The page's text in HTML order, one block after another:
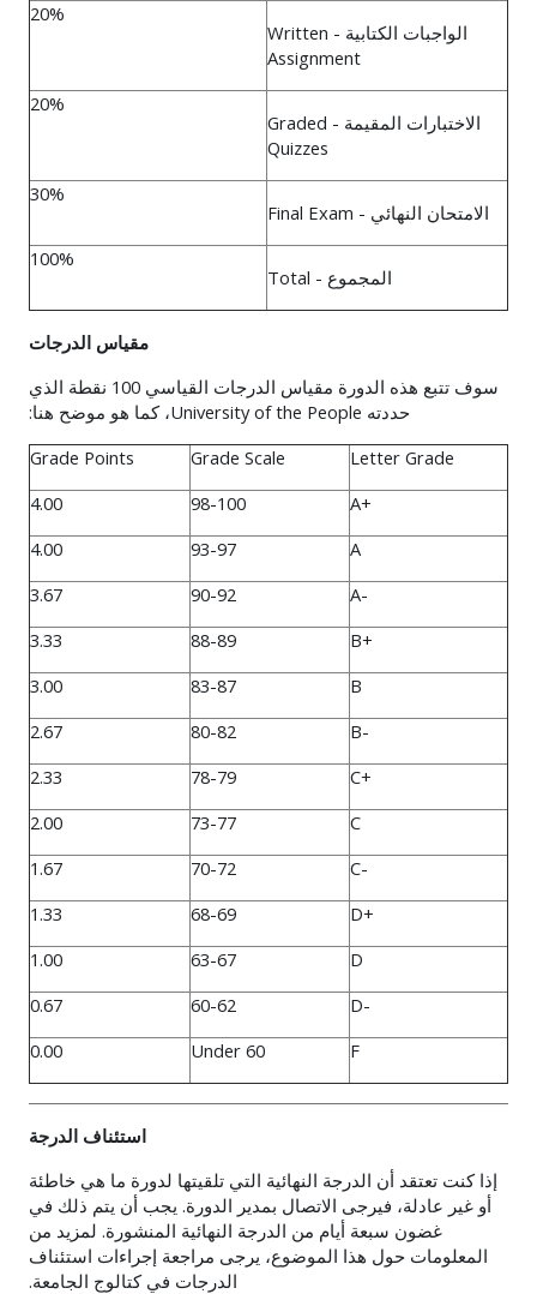
الواجبات الكتابية
- Written
Assignment
20%
الاختبارات المقيمة
- Graded
Quizzes
20%
الامتحان النهائي - Final Exam
30%
المجموع - Total
100%
مقياس الدرجات
سوف تتبع هذه الدورة مقياس الدرجات القياسي 100 نقطة الذي
حددته University of the People، كما هو موضح هنا:
Letter Grade
Grade Scale
Grade Points
A+
98-100
4.00
A
93-97
4.00
A-
90-92
3.67
B+
88-89
3.33
B
83-87
3.00
B-
80-82
2.67
C+
78-79
2.33
C
73-77
2.00
C-
70-72
1.67
D+
68-69
1.33
D
63-67
1.00
D-
60-62
0.67
F
Under 60
0.00
استئناف الدرجة
إذا كنت تعتقد أن الدرجة النهائية التي تلقيتها لدورة ما هي خاطئة
أو غير عادلة، فيرجى الاتصال بمدير الدورة. يجب أن يتم ذلك في
غضون سبعة أيام من الدرجة النهائية المنشورة. لمزيد من
المعلومات حول هذا الموضوع، يرجى مراجعة إجراءات استئناف
الدرجات في كتالوج الجامعة.